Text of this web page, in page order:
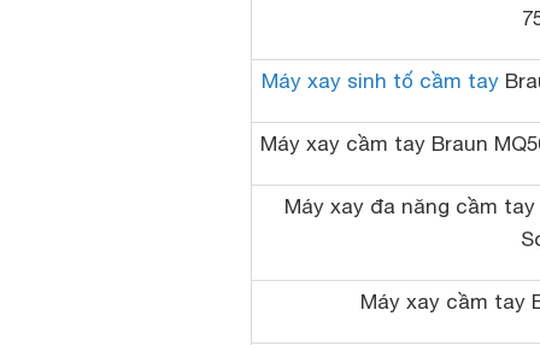
Máy xay sinh tố cầm tay
Máy xay cầm tay Braun
Máy xay đa năng cầm tay
Máy xay cầm tay